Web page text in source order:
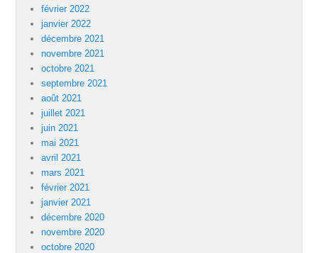
février 2022
janvier 2022
décembre 2021
novembre 2021
octobre 2021
septembre 2021
août 2021
juillet 2021
juin 2021
mai 2021
avril 2021
mars 2021
février 2021
janvier 2021
décembre 2020
novembre 2020
octobre 2020